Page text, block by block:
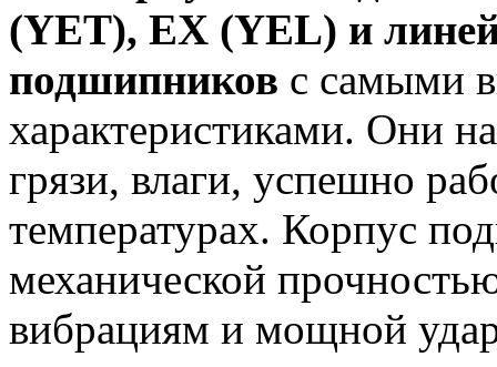
(YET), EX (YEL) и
подшипников с самыми
характеристиками. Они
грязи, влаги, успешно
температурах. Корпус
механической
вибрациям и мощной